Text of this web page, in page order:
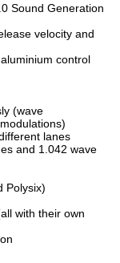
Sound Generation
velocity and
control
(wave
lanes
and 1.042 wave
Polysix)
with their own